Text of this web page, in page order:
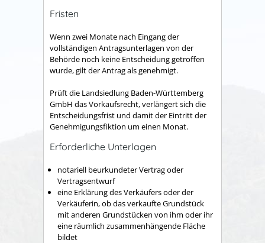
Fristen
Wenn zwei Monate nach Eingang der
vollständigen Antragsunterlagen von der
Behörde noch keine Entscheidung getroffen
wurde, gilt der Antrag als genehmigt.
Prüft die Landsiedlung Baden-Württemberg
GmbH das Vorkaufsrecht, verlängert sich die
Entscheidungsfrist und damit der Eintritt der
Genehmigungsfiktion um einen Monat.
Erforderliche Unterlagen
notariell beurkundeter Vertrag oder
Vertragsentwurf
eine Erklärung des Verkäufers oder der
Verkäuferin, ob das verkaufte Grundstück
mit anderen Grundstücken von ihm oder ihr
eine räumlich zusammenhängende Fläche
bildet